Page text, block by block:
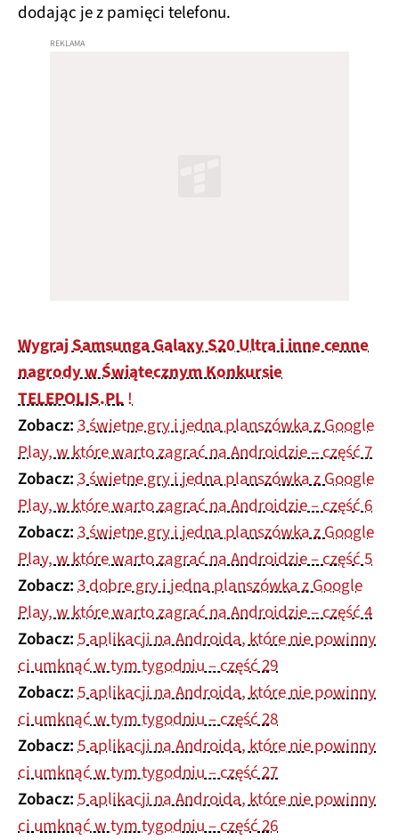
dodając je z pamięci telefonu.
Wygraj Samsunga Galaxy S20 Ultra i inne cenne
nagrody w Świątecznym Konkursie
TELEPOLIS.PL!
Zobacz:3 świetne gry i jedna planszówka z Google
Play, w które warto zagrać na Androidzie – część 7
Zobacz:3 świetne gry i jedna planszówka z Google
Play, w które warto zagrać na Androidzie – część 6
Zobacz:3 świetne gry i jedna planszówka z Google
Play, w które warto zagrać na Androidzie – część 5
Zobacz:3 dobre gry i jedna planszówka z Google
Play, w które warto zagrać na Androidzie – część 4
Zobacz:5 aplikacji na Androida, które nie powinny
ci umknąć w tym tygodniu – część 29
Zobacz:5 aplikacji na Androida, które nie powinny
ci umknąć w tym tygodniu – część 28
Zobacz:5 aplikacji na Androida, które nie powinny
ci umknąć w tym tygodniu – część 27
Zobacz:5 aplikacji na Androida, które nie powinny
ci umknąć w tym tygodniu – część ​​​​​​26